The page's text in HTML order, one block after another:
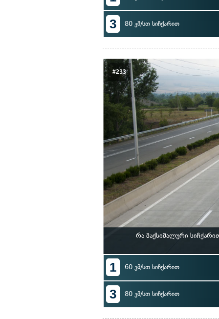
3 80 კმ/სთ სიჩქარით
#233
რა მაქსიმალური
1 60 კმ/სთ სიჩქარით
3 80 კმ/სთ სიჩქარით